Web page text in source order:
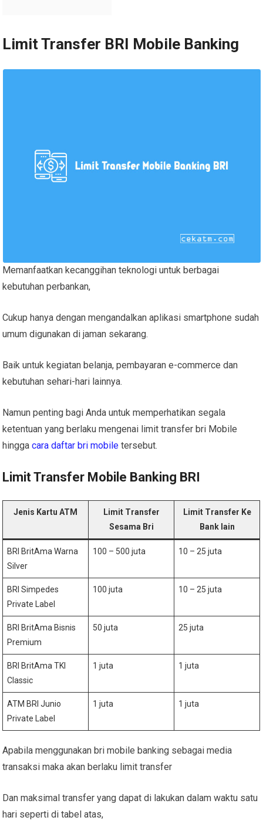
Limit Transfer BRI Mobile Banking
Memanfaatkan kecanggihan teknologi untuk berbagai
kebutuhan perbankan,
Cukup hanya dengan mengandalkan aplikasi smartphone sudah
umum digunakan di jaman sekarang.
Baik untuk kegiatan belanja, pembayaran e-commerce dan
kebutuhan sehari-hari lainnya.
Namun penting bagi Anda untuk memperhatikan segala
ketentuan yang berlaku mengenai limit transfer bri Mobile
hinggacara daftar bri mobile tersebut.
Limit Transfer Mobile Banking BRI
Jenis Kartu ATM
Limit Transfer
Sesama Bri
Limit Transfer Ke
Bank lain
BRI BritAma Warna
Silver
100 – 500 juta 10 – 25 juta
BRI Simpedes
Private Label
100 juta 10 – 25 juta
BRI BritAma Bisnis
Premium
50 juta 25 juta
BRI BritAma TKI
Classic
1 juta 1 juta
ATM BRI Junio
Private Label
1 juta 1 juta
Apabila menggunakan bri mobile banking sebagai media
transaksi maka akan berlaku limit transfer
Dan maksimal transfer yang dapat di lakukan dalam waktu satu
hari seperti di tabel atas,